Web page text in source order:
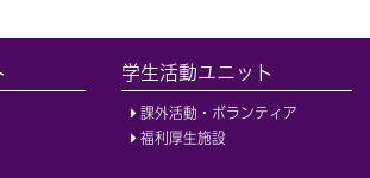
学生活動ユニット
課外活動・ボランティア
福利厚生施設